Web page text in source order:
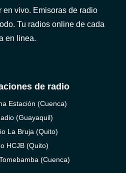
en vivo. Emisoras de radio
Tu radios online de cada
en linea.
de radio
Estación (Cuenca)
(Guayaquil)
La Bruja (Quito)
HCJB (Quito)
(Cuenca)